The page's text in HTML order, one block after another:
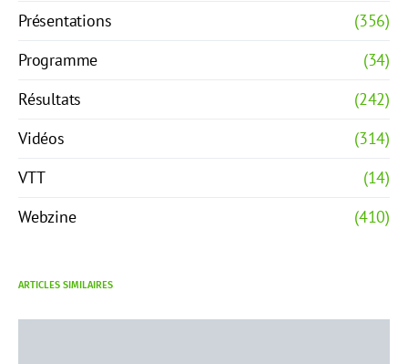
Présentations
(356)
Programme
(34)
Résultats
(242)
Vidéos
(314)
VTT
(14)
Webzine
(410)
ARTICLES SIMILAIRES